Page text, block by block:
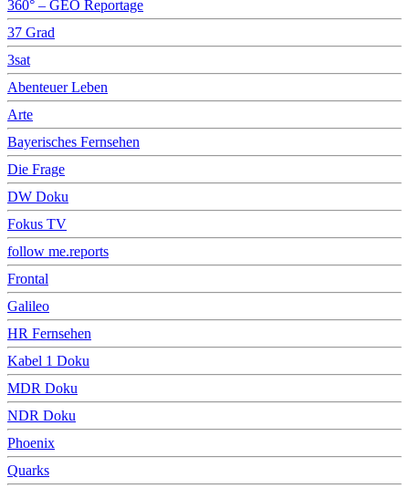
360° – GEO Reportage
37 Grad
3sat
Abenteuer Leben
Arte
Bayerisches Fernsehen
Die Frage
DW Doku
Fokus TV
follow me.reports
Frontal
Galileo
HR Fernsehen
Kabel 1 Doku
MDR Doku
NDR Doku
Phoenix
Quarks